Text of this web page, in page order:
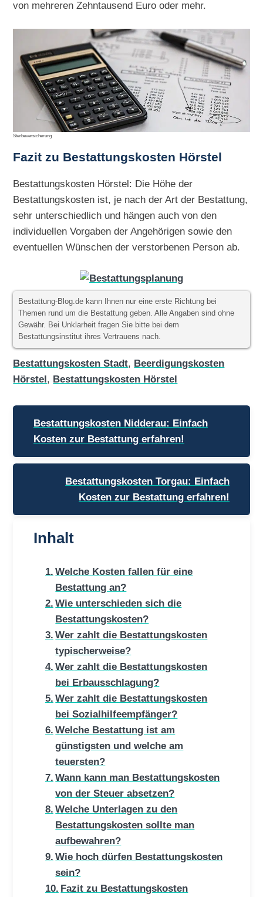
von mehreren Zehntausend Euro oder mehr.
Sterbeversicherung
Fazit zu Bestattungskosten Hörstel
Bestattungskosten Hörstel: Die Höhe der
Bestattungskosten ist, je nach der Art der Bestattung,
sehr unterschiedlich und hängen auch von den
individuellen Vorgaben der Angehörigen sowie den
eventuellen Wünschen der verstorbenen Person ab.
Bestattung-Blog.de kann Ihnen nur eine erste Richtung bei
Themen rund um die Bestattung geben. Alle Angaben sind ohne
Gewähr. Bei Unklarheit fragen Sie bitte bei dem
Bestattungsinstitut ihres Vertrauens nach.
Bestattungskosten Stadt, Beerdigungskosten
Hörstel, Bestattungskosten Hörstel
Beitragsnavigation
Bestattungskosten Nidderau: Einfach
Kosten zur Bestattung erfahren!
Bestattungskosten Torgau: Einfach
Kosten zur Bestattung erfahren!
Inhalt
Welche Kosten fallen für eine
Bestattung an?
Wie unterschieden sich die
Bestattungskosten?
Wer zahlt die Bestattungskosten
typischerweise?
Wer zahlt die Bestattungskosten
bei Erbausschlagung?
Wer zahlt die Bestattungskosten
bei Sozialhilfeempfänger?
Welche Bestattung ist am
günstigsten und welche am
teuersten?
Wann kann man Bestattungskosten
von der Steuer absetzen?
Welche Unterlagen zu den
Bestattungskosten sollte man
aufbewahren?
Wie hoch dürfen Bestattungskosten
sein?
Fazit zu Bestattungskosten